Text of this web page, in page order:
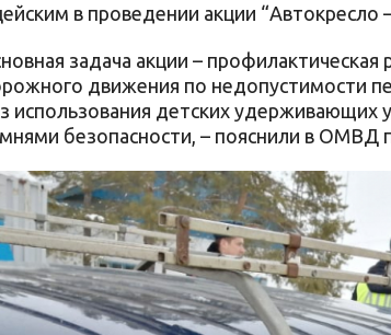
в проведении акции “Автокресло
задача акции –
движения по недопустимости
использования детских удерживающих
безопасности, – пояснили в ОМВД